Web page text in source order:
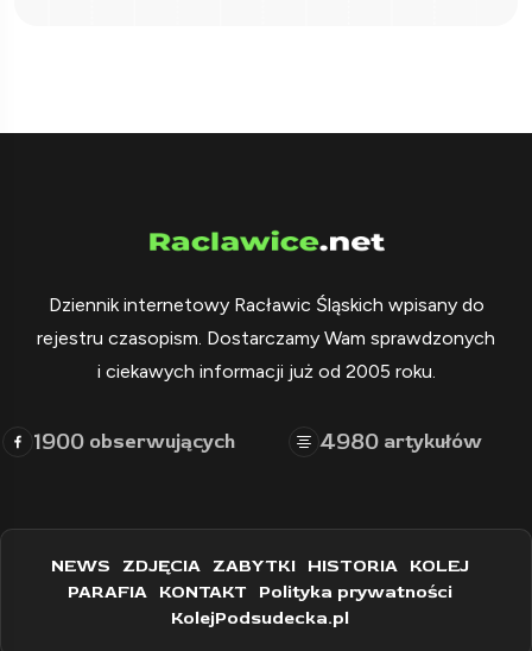
Dziennik internetowy Racławic Śląskich wpisany do
rejestru czasopism. Dostarczamy Wam sprawdzonych
i ciekawych informacji już od 2005 roku.
1900 obserwujących 4980 artykułów
NEWS ZDJĘCIA ZABYTKI HISTORIA KOLEJ
PARAFIA KONTAKT Polityka prywatności
KolejPodsudecka.pl